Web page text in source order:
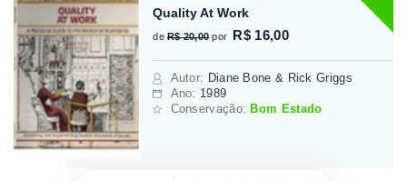
Quality At Work
de R$ 20,00 por R$ 16,00
Autor: Diane Bone & Rick Griggs
Ano: 1989
Conservação:Bom Estado